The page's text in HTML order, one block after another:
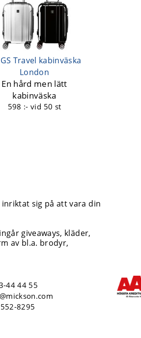
Travel kabinväska
London
En hård men lätt
kabinväska
598 :-vid 50 st
sig på att vara din
giveaways, kläder,
av bl.a. brodyr,
44 44 55
8295